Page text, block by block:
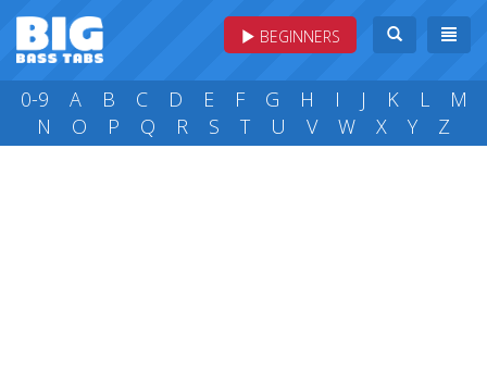
BEGINNERS
0-9 A B C D E F G H I J K L
M
N
O P Q R S T U V W X Y Z